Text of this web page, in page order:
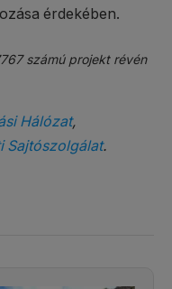
érdekében.
számú projekt révén
Hálózat,
Sajtószolgálat.